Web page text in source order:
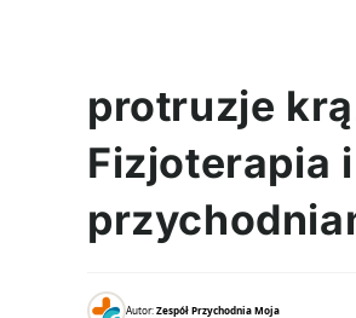
protruzje
Fizjoterapia
Autor:Zespół Przychodnia Moja